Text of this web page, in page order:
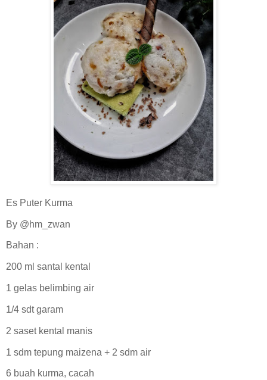
Es Puter Kurma
By @hm_zwan
Bahan :
200 ml santal kental
1 gelas belimbing air
1/4 sdt garam
2 saset kental manis
1 sdm tepung maizena + 2 sdm air
6 buah kurma, cacah